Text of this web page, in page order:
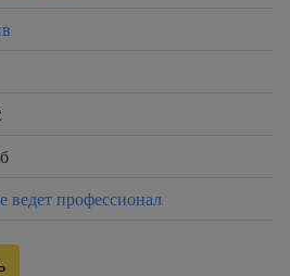
ведет профессионал